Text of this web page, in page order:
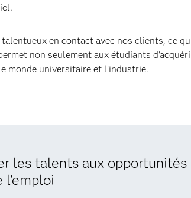
en contact avec nos clients, ce
non seulement aux étudiants
monde universitaire et l'industrie.
les talents aux
l'emploi